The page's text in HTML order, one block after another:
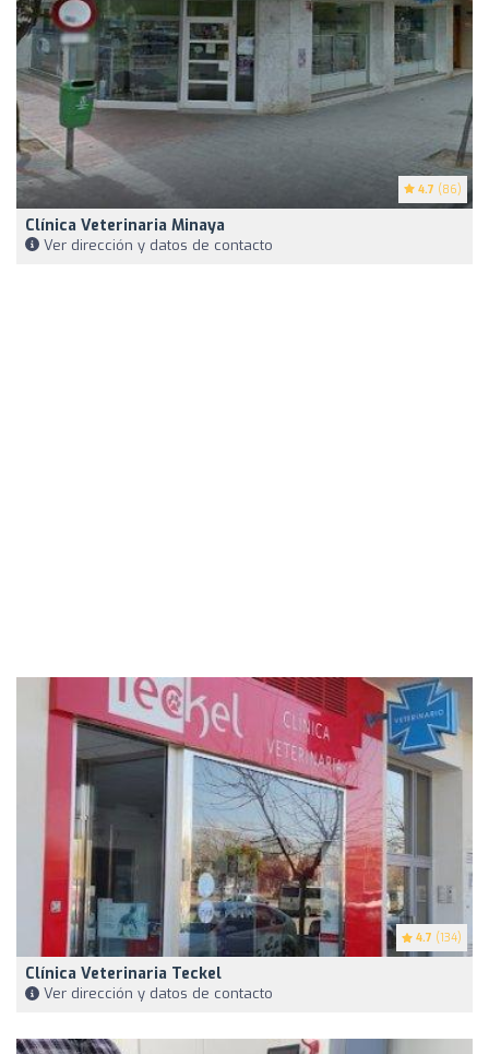
4.7 (86)
Clínica Veterinaria Minaya
Ver dirección y datos de contacto
4.7 (134)
Clínica Veterinaria Teckel
Ver dirección y datos de contacto